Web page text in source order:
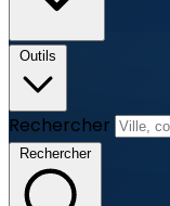
Outils
Rechercher
Rechercher